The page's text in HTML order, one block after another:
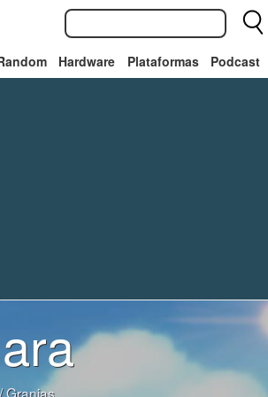
Hardware Plataformas Podcast
/Granjas